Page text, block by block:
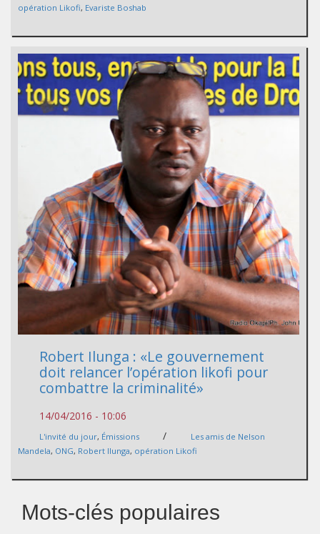
opération Likofi, Evariste Boshab
Robert Ilunga : «Le gouvernement
doit relancer l’opération likofi pour
combattre la criminalité»
14/04/2016 - 10:06
L'invité du jour, Émissions /
Les amis de Nelson
Mandela, ONG, Robert Ilunga, opération Likofi
Mots-clés populaires